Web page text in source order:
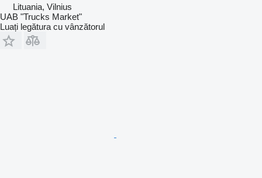
Lituania, Vilnius
UAB "Trucks Market"
Luați legătura cu vânzătorul